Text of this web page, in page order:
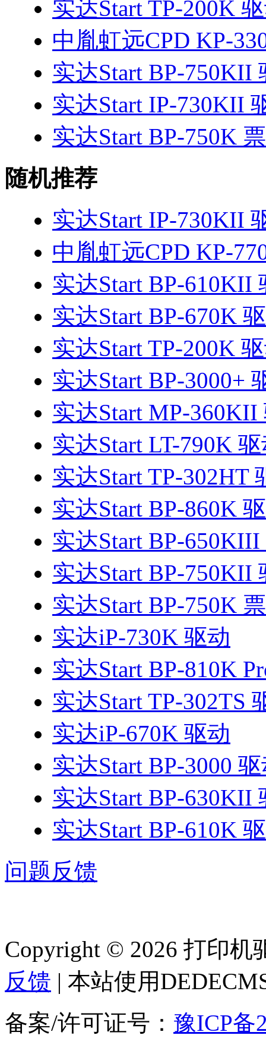
实达Start TP-200K
中胤虹远CPD KP-
实达Start BP-750KII
实达Start IP-730KII
实达Start BP-750K
随机推荐
实达Start IP-730KII
中胤虹远CPD KP-
实达Start BP-610KII
实达Start BP-670K
实达Start TP-200K
实达Start BP-3000+
实达Start MP-360KII
实达Start LT-790K
实达Start TP-302HT
实达Start BP-860K
实达Start BP-
实达Start BP-750KII
实达Start BP-750K
实达iP-730K 驱动
实达Start BP-810K
实达Start TP-302TS
实达iP-670K 驱动
实达Start BP-3000
实达Start BP-630KII
实达Start BP-610K
问题反馈
Copyright © 2026 打印
反馈 | 本站使用
备案/许可证号： 豫ICP备